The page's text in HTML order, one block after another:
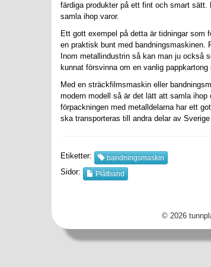
färdiga produkter på ett fint och smart sätt.
samla ihop varor.
Ett gott exempel på detta är tidningar som
en praktisk bunt med bandningsmaskinen.
Inom metallindustrin så kan man ju också
kunnat försvinna om en vanlig pappkartong
Med en sträckfilmsmaskin eller
modern modell så är det lätt att samla
förpackningen med metalldelarna har ett
ska transporteras till andra delar av
Etiketter: bandningsmaskin
Sidor: Plåtband
© 2026